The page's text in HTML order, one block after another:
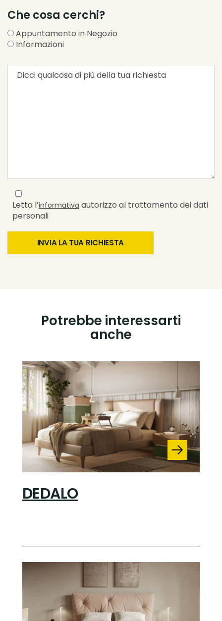
Che cosa cerchi?
Appuntamento in Negozio
Informazioni
Letta l’informativa autorizzo al trattamento dei dati
personali
Potrebbe interessarti
anche
DEDALO